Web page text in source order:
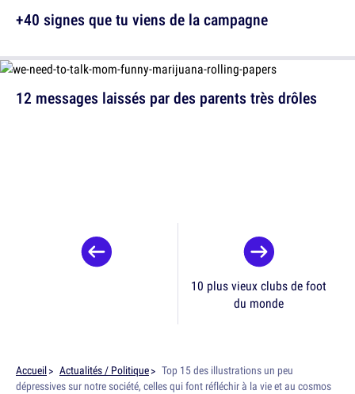
12 messages laissés par des parents très drôles
+40 signes que tu viens de la campagne
10 plus vieux clubs de foot
du monde
Accueil Actualités / Politique
Top 15 des illustrations un peu
dépressives sur notre société, celles qui font réfléchir à la vie et au cosmos